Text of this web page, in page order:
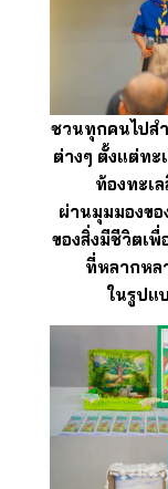
ชวนทุกคนไปส
ต่างๆ ตั้งแต่ท
ท้องทะเ
ผ่านมุมมองขอ
ของสิ่งมีชีวิตเ
ที่หลากหล
ในรูปแ